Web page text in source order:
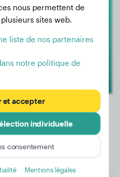
4 kg
2 ans, 11 mois
nous permettent de
sites web.
liste de nos partenaires
notre politique de
et accepter
individuelle
consentement
Mentions légales